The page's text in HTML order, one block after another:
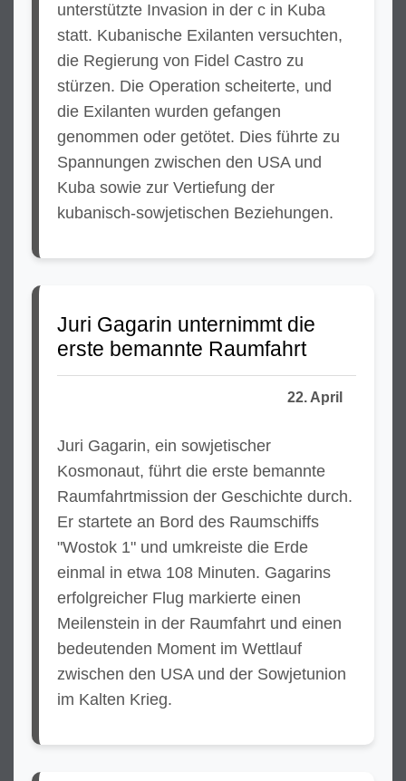
unterstützte Invasion in der c in Kuba
statt. Kubanische Exilanten versuchten,
die Regierung von Fidel Castro zu
stürzen. Die Operation scheiterte, und
die Exilanten wurden gefangen
genommen oder getötet. Dies führte zu
Spannungen zwischen den USA und
Kuba sowie zur Vertiefung der
kubanisch-sowjetischen Beziehungen.
22. April
Juri Gagarin unternimmt die
erste bemannte Raumfahrt
Juri Gagarin, ein sowjetischer
Kosmonaut, führt die erste bemannte
Raumfahrtmission der Geschichte durch.
Er startete an Bord des Raumschiffs
"Wostok 1" und umkreiste die Erde
einmal in etwa 108 Minuten. Gagarins
erfolgreicher Flug markierte einen
Meilenstein in der Raumfahrt und einen
bedeutenden Moment im Wettlauf
zwischen den USA und der Sowjetunion
im Kalten Krieg.